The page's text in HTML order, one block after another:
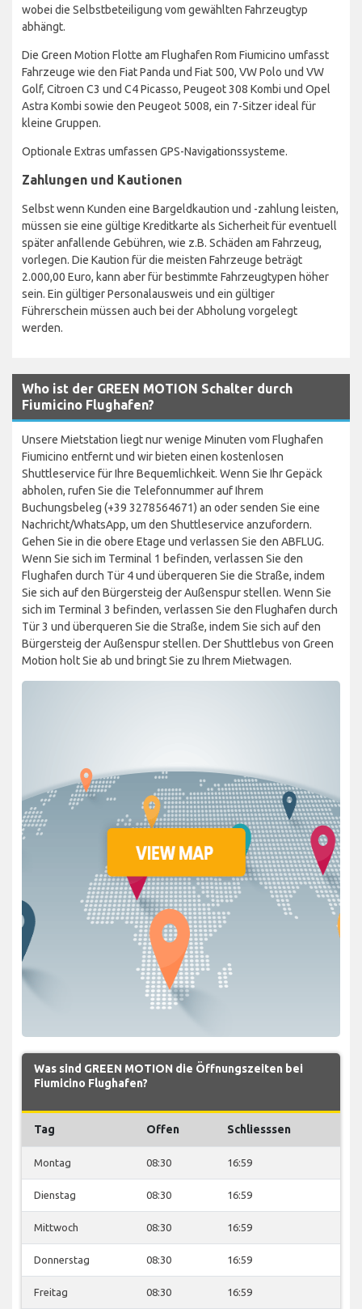
wobei die Selbstbeteiligung vom gewählten Fahrzeugtyp
abhängt.
Die Green Motion Flotte am Flughafen Rom Fiumicino umfasst
Fahrzeuge wie den Fiat Panda und Fiat 500, VW Polo und VW
Golf, Citroen C3 und C4 Picasso, Peugeot 308 Kombi und Opel
Astra Kombi sowie den Peugeot 5008, ein 7-Sitzer ideal für
kleine Gruppen.
Optionale Extras umfassen GPS-Navigationssysteme.
Zahlungen und Kautionen
Selbst wenn Kunden eine Bargeldkaution und -zahlung leisten,
müssen sie eine gültige Kreditkarte als Sicherheit für eventuell
später anfallende Gebühren, wie z.B. Schäden am Fahrzeug,
vorlegen. Die Kaution für die meisten Fahrzeuge beträgt
2.000,00 Euro, kann aber für bestimmte Fahrzeugtypen höher
sein. Ein gültiger Personalausweis und ein gültiger
Führerschein müssen auch bei der Abholung vorgelegt
werden.
Who ist der GREEN MOTION Schalter durch
Fiumicino Flughafen?
Unsere Mietstation liegt nur wenige Minuten vom Flughafen
Fiumicino entfernt und wir bieten einen kostenlosen
Shuttleservice für Ihre Bequemlichkeit. Wenn Sie Ihr Gepäck
abholen, rufen Sie die Telefonnummer auf Ihrem
Buchungsbeleg (+39 3278564671) an oder senden Sie eine
Nachricht/WhatsApp, um den Shuttleservice anzufordern.
Gehen Sie in die obere Etage und verlassen Sie den ABFLUG.
Wenn Sie sich im Terminal 1 befinden, verlassen Sie den
Flughafen durch Tür 4 und überqueren Sie die Straße, indem
Sie sich auf den Bürgersteig der Außenspur stellen. Wenn Sie
sich im Terminal 3 befinden, verlassen Sie den Flughafen durch
Tür 3 und überqueren Sie die Straße, indem Sie sich auf den
Bürgersteig der Außenspur stellen. Der Shuttlebus von Green
Motion holt Sie ab und bringt Sie zu Ihrem Mietwagen.
Was sind GREEN MOTION die Öffnungszeiten bei
Fiumicino Flughafen?
Tag Offen Schliesssen
Montag 08:30 16:59
Dienstag 08:30 16:59
Mittwoch 08:30 16:59
Donnerstag 08:30 16:59
Freitag 08:30 16:59